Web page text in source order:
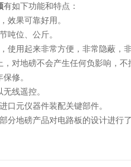
有如下功能和特点：
效果可靠好用。
吨位、公斤。
使用起来非常方便，非常隐蔽，
对地磅不会产生任何负影响，不
修。
线遥控。
口元仪器件装配关键部件。
分地磅产品对电路板的设计进行了